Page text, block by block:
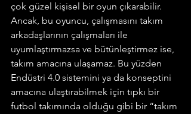
çok güzel kişisel bir oyun çıkarabilir.
Ancak, bu oyuncu, çalışmasını takım
arkadaşlarının çalışmaları ile
uyumlaştırmazsa ve bütünleştirmez ise,
takım amacına ulaşamaz. Bu yüzden
Endüstri 4.0 sistemini ya da konseptini
amacına ulaştırabilmek için tıpkı bir
futbol takımında olduğu gibi bir “takım